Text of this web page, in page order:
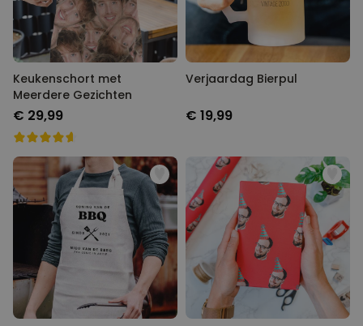
Keukenschort met Meerdere
Gezichten
€ 29,99
Verjaardag Bierpul
€ 19,99